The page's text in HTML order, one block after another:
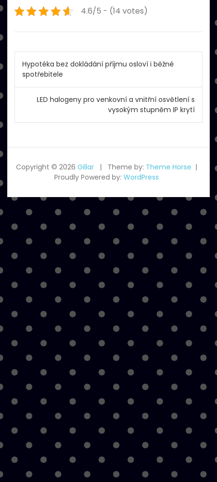
4.6/5 - (14 votes)
Navigace
pro
příspěvek
Hypotéka bez dokládání příjmu osloví i běžné
spotřebitele
LED halogeny pro venkovní a vnitřní osvětlení s
vysokým stupněm IP krytí
Copyright © 2026 Gillar Theme by: Theme Horse
Proudly Powered by: WordPress